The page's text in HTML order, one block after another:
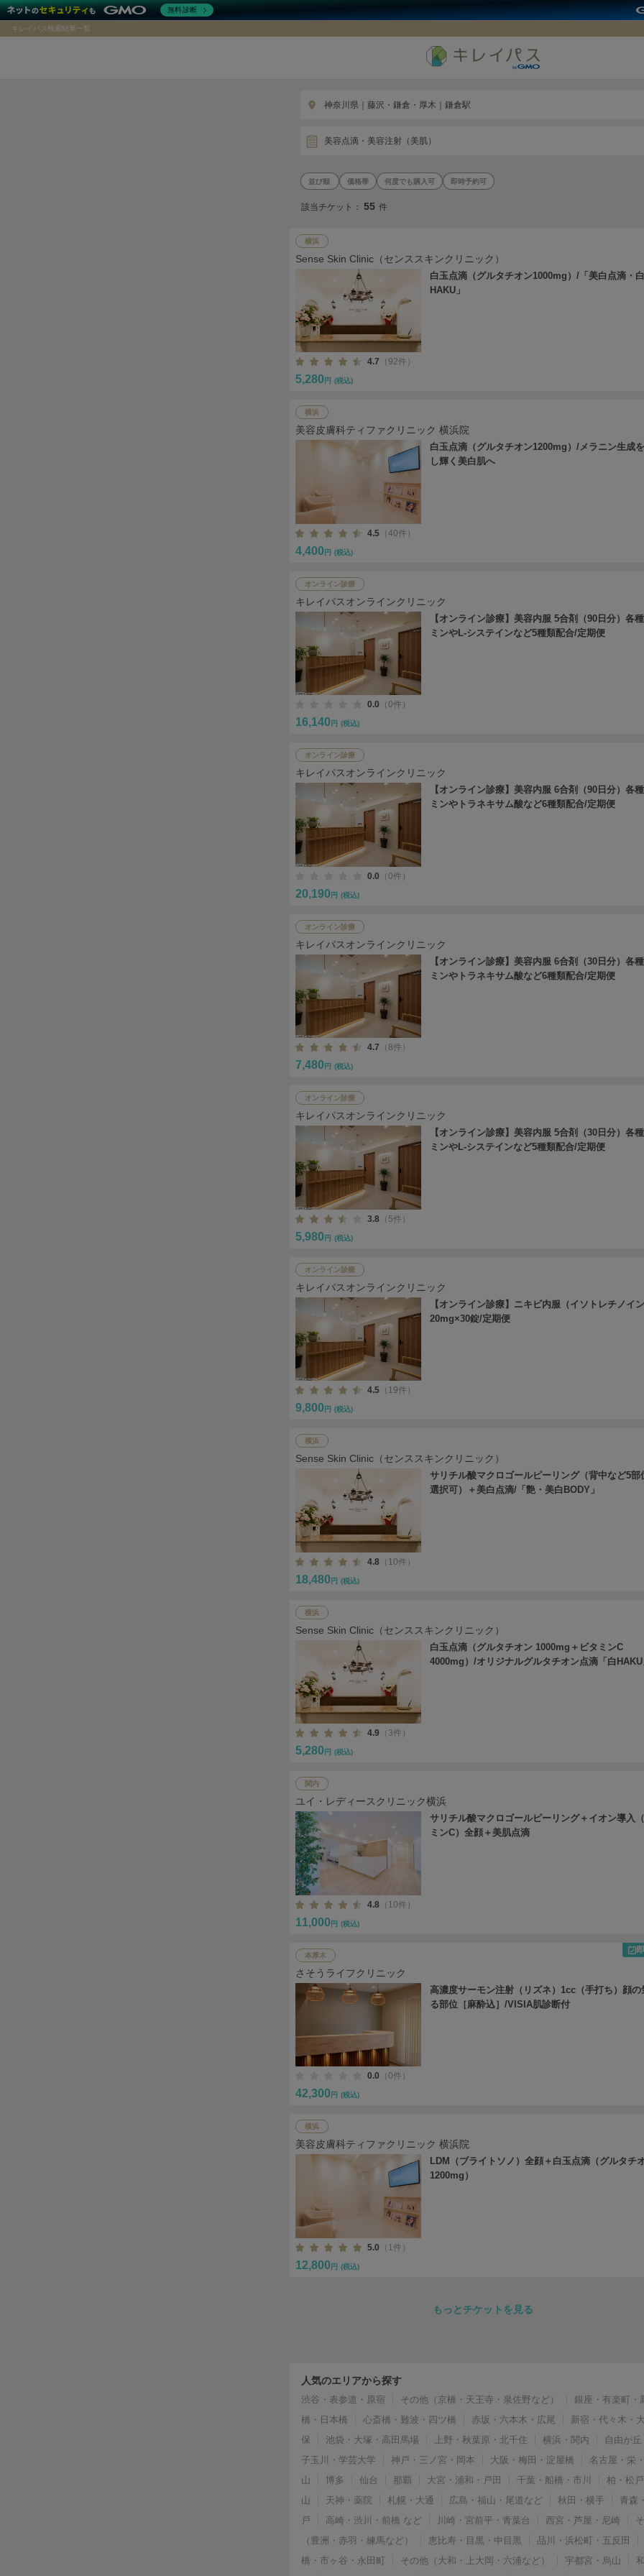
キレイパス検索結果一覧
神奈川県｜藤沢・鎌倉・厚木｜鎌倉駅
美容点滴・美容注射（美肌）
価格帯 何度でも購入可 即時予約可
該当チケット：55 件
横浜
Sense Skin Clinic（センススキンクリニック）
白玉点滴（グルタチオン1000mg）/「美白点滴・白
HAKU」
4.7 （92件）
5,280 円 (税込)
横浜
美容皮膚科ティファクリニック 横浜院
白玉点滴（グルタチオン1200mg）/メラニン生成
し輝く美白肌へ
4.5 （40件）
4,400 円 (税込)
オンライン診療
キレイパスオンラインクリニック
【オンライン診療】美容内服 5合剤（90日分）各
ミンやL-システインなど5種類配合/定期便
0.0 （0件）
16,140 円 (税込)
オンライン診療
キレイパスオンラインクリニック
【オンライン診療】美容内服 6合剤（90日分）各
ミンやトラネキサム酸など6種類配合/定期便
0.0 （0件）
20,190 円 (税込)
オンライン診療
キレイパスオンラインクリニック
【オンライン診療】美容内服 6合剤（30日分）各
ミンやトラネキサム酸など6種類配合/定期便
4.7 （8件）
7,480 円 (税込)
オンライン診療
キレイパスオンラインクリニック
【オンライン診療】美容内服 5合剤（30日分）各
ミンやL-システインなど5種類配合/定期便
3.8 （5件）
5,980 円 (税込)
オンライン診療
キレイパスオンラインクリニック
【オンライン診療】ニキビ内服（イソトレチノイ
20mg×30錠/定期便
4.5 （19件）
9,800 円 (税込)
横浜
Sense Skin Clinic（センススキンクリニック）
サリチル酸マクロゴールピーリング（背中など5部
選択可）＋美白点滴/「艶・美白BODY」
4.8 （10件）
18,480 円 (税込)
横浜
Sense Skin Clinic（センススキンクリニック）
白玉点滴（グルタチオン 1000mg＋ビタミンC
4000mg）/オリジナルグルタチオン点滴「白
4.9 （3件）
5,280 円 (税込)
関内
ユイ・レディースクリニック横浜
サリチル酸マクロゴールピーリング＋イオン導入
ミンC）全顔＋美肌点滴
4.8 （10件）
11,000 円 (税込)
本厚木
さそうライフクリニック
高濃度サーモン注射（リズネ）1cc（手打ち）顔の
る部位［麻酔込］/VISIA肌診断付
0.0 （0件）
42,300 円 (税込)
横浜
美容皮膚科ティファクリニック 横浜院
LDM（ブライトソノ）全顔＋白玉点滴（グルタチ
1200mg）
5.0 （1件）
12,800 円 (税込)
もっとチケットを見る
人気のエリアから探す
渋谷・表参道・原宿 その他（京橋・天王寺・泉佐野など）
銀座・有楽町・
橋・日本橋
心斎橋・難波・四ツ橋 赤坂・六本木・広尾
新宿・代々木・
保
池袋・大塚・高田馬場 上野・秋葉原・北千住 横浜・関内
自由が
子玉川・学芸大学
神戸・三ノ宮・岡本 大阪・梅田・淀屋橋
名古屋・栄
山
博多 仙台 那覇 大宮・浦和・戸田 千葉・船橋・市川
柏・松
山
天神・薬院 札幌・大通 広島・福山・尾道など 秋田・横手
青森
戸
高崎・渋川・前橋 など 川崎・宮前平・青葉台 西宮・芦屋・尼崎
（豊洲・赤羽・練馬など）
恵比寿・目黒・中目黒
品川・浜松町・五反田
橋・市ヶ谷・永田町
その他（大和・上大岡・六浦など） 宇都宮・烏山
無料診断